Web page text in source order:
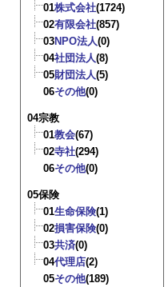
01株式会社(1724)
02有限会社(857)
03NPO法人(0)
04社団法人(8)
05財団法人(5)
06その他(0)
04宗教
01教会(67)
02寺社(294)
06その他(0)
05保険
01生命保険(1)
02損害保険(0)
03共済(0)
04代理店(2)
05その他(189)